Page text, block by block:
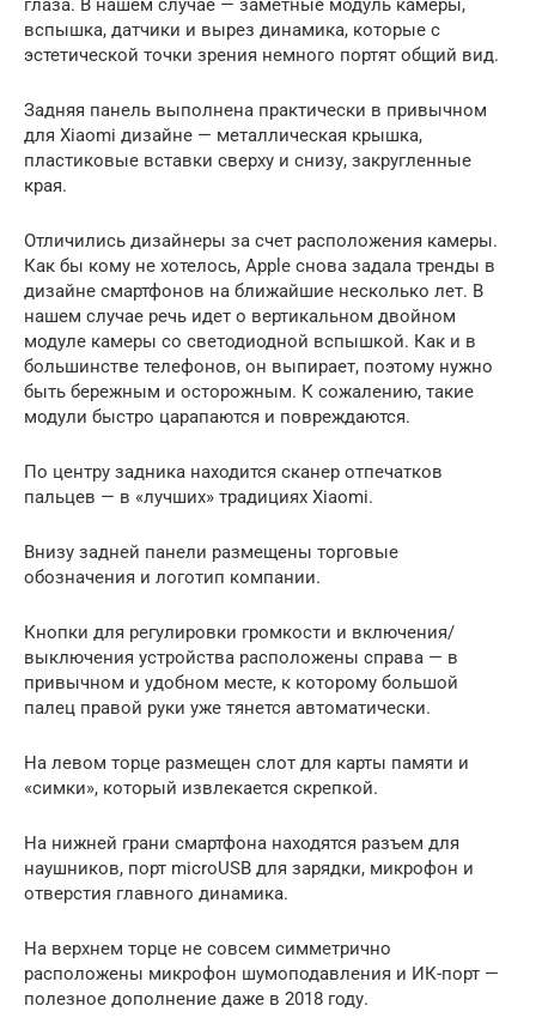
глаза. В нашем случае — заметные модуль камеры,
вспышка, датчики и вырез динамика, которые с
эстетической точки зрения немного портят общий вид.
Задняя панель выполнена практически в привычном
для Xiaomi дизайне — металлическая крышка,
пластиковые вставки сверху и снизу, закругленные
края.
Отличились дизайнеры за счет расположения камеры.
Как бы кому не хотелось, Apple снова задала тренды в
дизайне смартфонов на ближайшие несколько лет. В
нашем случае речь идет о вертикальном двойном
модуле камеры со светодиодной вспышкой. Как и в
большинстве телефонов, он выпирает, поэтому нужно
быть бережным и осторожным. К сожалению, такие
модули быстро царапаются и повреждаются.
По центру задника находится сканер отпечатков
пальцев — в «лучших» традициях Xiaomi.
Внизу задней панели размещены торговые
обозначения и логотип компании.
Кнопки для регулировки громкости и включения/
выключения устройства расположены справа — в
привычном и удобном месте, к которому большой
палец правой руки уже тянется автоматически.
На левом торце размещен слот для карты памяти и
«симки», который извлекается скрепкой.
На нижней грани смартфона находятся разъем для
наушников, порт microUSB для зарядки, микрофон и
отверстия главного динамика.
На верхнем торце не совсем симметрично
расположены микрофон шумоподавления и ИК-порт —
полезное дополнение даже в 2018 году.